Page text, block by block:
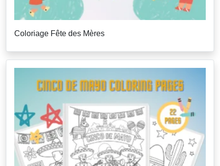
Coloriage Fête des Mères